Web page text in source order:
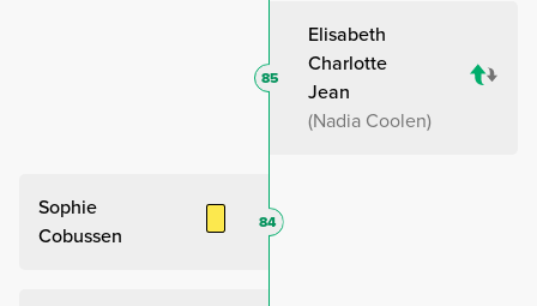
Elisabeth
Charlotte
Jean
Nadia Coolen
85
Sophie
Cobussen
84